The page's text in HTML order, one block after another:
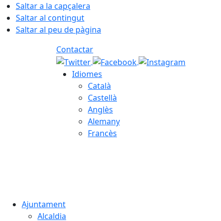
Saltar a la capçalera
Saltar al contingut
Saltar al peu de pàgina
Contactar
Idiomes
Català
Castellà
Anglès
Alemany
Francès
Ajuntament
Alcaldia